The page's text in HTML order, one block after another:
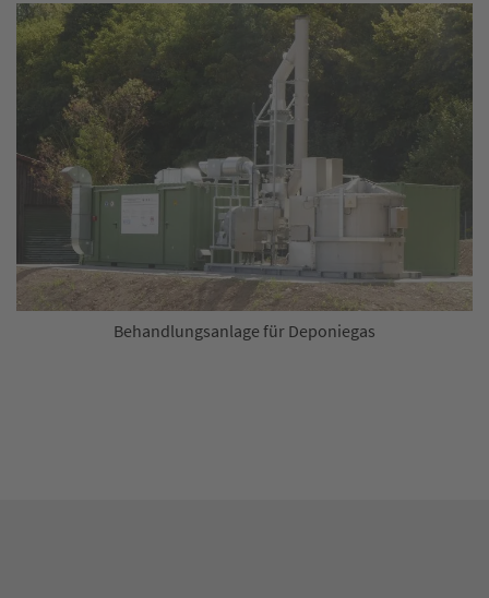
Behandlungsanlage für Deponiegas